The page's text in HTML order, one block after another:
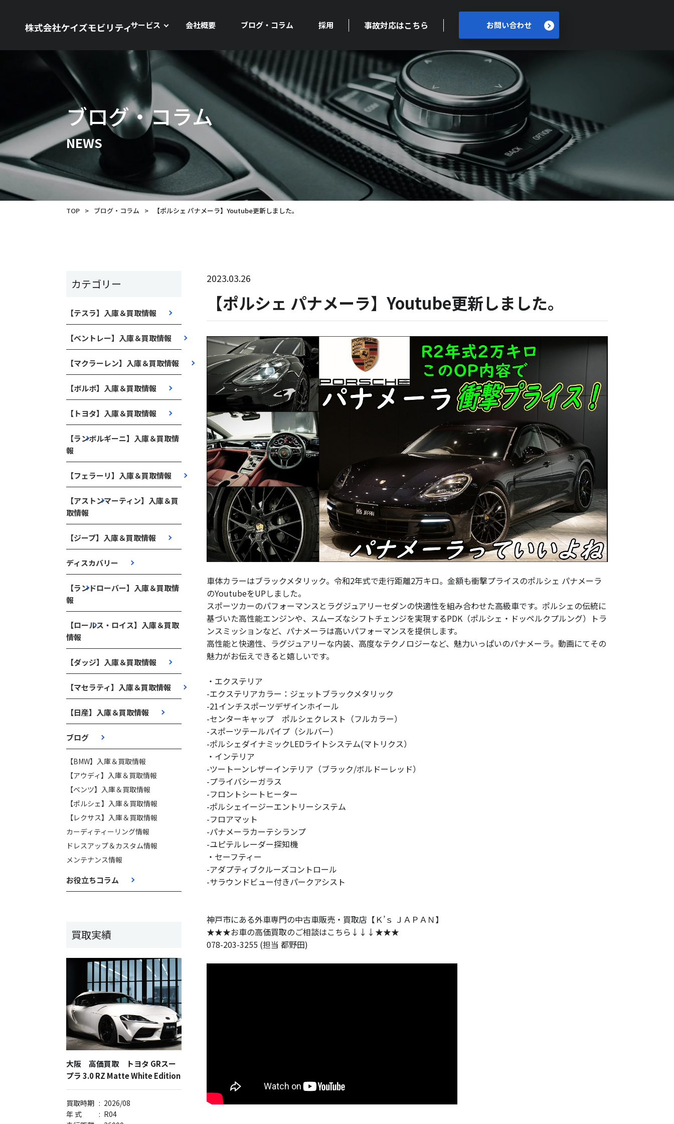
サービス 会社概要 ブログ・コラム 採用 事故対応はこちら お問い合わせ
ブログ・コラム
NEWS
TOP > ブログ・コラム > 【ポルシェ パナメーラ】Youtube更新しました。
カテゴリー
【テスラ】入庫＆買取情報
【ベントレー】入庫＆買取情報
【マクラーレン】入庫＆買取情報
【ボルボ】入庫＆買取情報
【トヨタ】入庫＆買取情報
【ランボルギーニ】入庫＆買取情
報
【フェラーリ】入庫＆買取情報
【アストンマーティン】入庫＆買
取情報
【ジープ】入庫＆買取情報
ディスカバリー
【ランドローバー】入庫＆買取情
報
【ロールス・ロイス】入庫＆買取
情報
【ダッジ】入庫＆買取情報
【マセラティ】入庫＆買取情報
【日産】入庫＆買取情報
ブログ
【BMW】入庫＆買取情報
【アウディ】入庫＆買取情報
【ベンツ】入庫＆買取情報
【ポルシェ】入庫＆買取情報
【レクサス】入庫＆買取情報
カーディティーリング情報
ドレスアップ＆カスタム情報
メンテナンス情報
お役立ちコラム
買取実績
大阪 高価買取 トヨタ GRスー
プラ 3.0 RZ Matte White Edition
買取時期 : 2026/08
年 式
: R04
2023.03.26
【ポルシェ パナメーラ】Youtube更新しました。
車体カラーはブラックメタリック。令和2年式で走行距離2万キロ。金額も衝撃プライスのポルシェ パナメーラ
のYoutubeをUPしました。
スポーツカーのパフォーマンスとラグジュアリーセダンの快適性を組み合わせた高級車です。ポルシェの伝統に
基づいた高性能エンジンや、スムーズなシフトチェンジを実現するPDK（ポルシェ・ドッペルクプルング）トラ
ンスミッションなど、パナメーラは高いパフォーマンスを提供します。
高性能と快適性、ラグジュアリーな内装、高度なテクノロジーなど、魅力いっぱいのパナメーラ。動画にてその
魅力がお伝えできると嬉しいです。
・エクステリア
-エクステリアカラー：ジェットブラックメタリック
-21インチスポーツデザインホイール
-センターキャップ ポルシェクレスト（フルカラー）
-スポーツテールパイプ（シルバー）
-ポルシェダイナミックLEDライトシステム(マトリクス）
・インテリア
-ツートーンレザーインテリア（ブラック/ボルドーレッド）
-プライバシーガラス
-フロントシートヒーター
-ポルシェイージーエントリーシステム
-フロアマット
-パナメーラカーテシランプ
-ユピテルレーダー探知機
・セーフティー
-アダプティブクルーズコントロール
-サラウンドビュー付きパークアシスト
神戸市にある外車専門の中古車販売・買取店【Ｋ’ｓ ＪＡＰＡＮ】
★★★お車の高価買取のご相談はこちら↓↓↓★★★
078-203-3255 (担当 都野田)